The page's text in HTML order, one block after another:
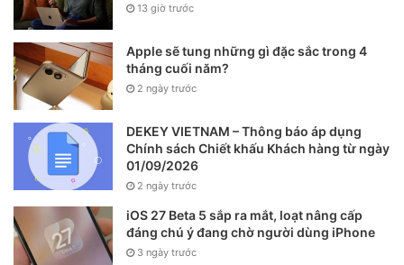
13 giờ trước
Apple sẽ tung những gì đặc sắc trong 4
tháng cuối năm?
2 ngày trước
DEKEY VIETNAM – Thông báo áp dụng
Chính sách Chiết khấu Khách hàng từ ngày
01/09/2026
2 ngày trước
iOS 27 Beta 5 sắp ra mắt, loạt nâng cấp
đáng chú ý đang chờ người dùng iPhone
3 ngày trước